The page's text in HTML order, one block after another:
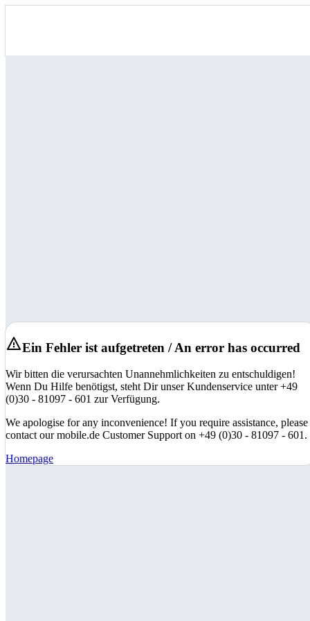
Ein Fehler ist aufgetreten / An error has occurred
Wir bitten die verursachten Unannehmlichkeiten zu entschuldigen!
Wenn Du Hilfe benötigst, steht Dir unser Kundenservice unter +49
(0)30 - 81097 - 601 zur Verfügung.
We apologise for any inconvenience! If you require assistance, please
contact our mobile.de Customer Support on +49 (0)30 - 81097 - 601.
Homepage